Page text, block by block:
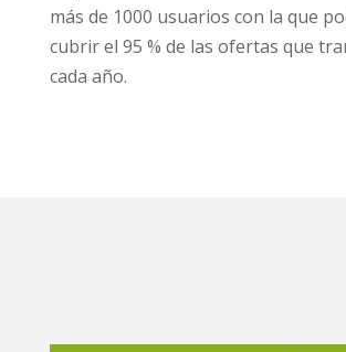
más de 1000 usuarios con la que
cubrir el 95 % de las ofertas que
cada año.